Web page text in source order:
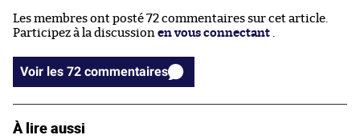
Les membres ont posté 72 commentaires sur cet article.
Participez à la discussion en vous connectant .
Voir les 72 commentaires
À lire aussi